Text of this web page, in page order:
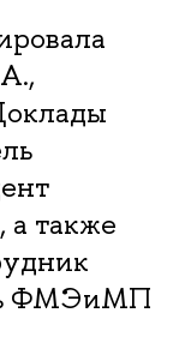
также
ФМЭиМП